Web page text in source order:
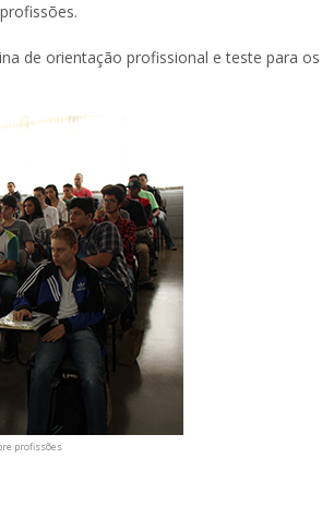
de orientação profissional e teste para os
profissões